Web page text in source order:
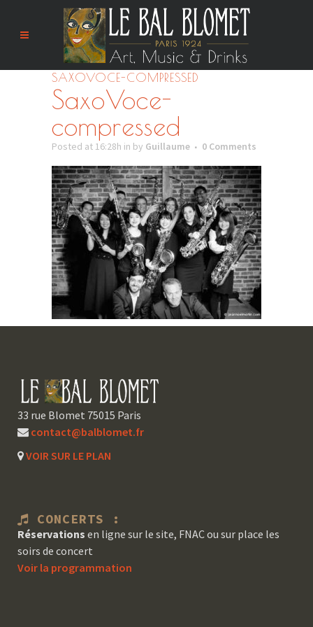
SAXOVOCE-COMPRESSED
SaxoVoce-
compressed
Posted at 16:28h in by Guillaume 0 Comments
33 rue Blomet 75015 Paris
contact@balblomet.fr
VOIR SUR LE PLAN
CONCERTS :
Réservations en ligne sur le site, FNAC ou sur place les
soirs de concert
Voir la programmation